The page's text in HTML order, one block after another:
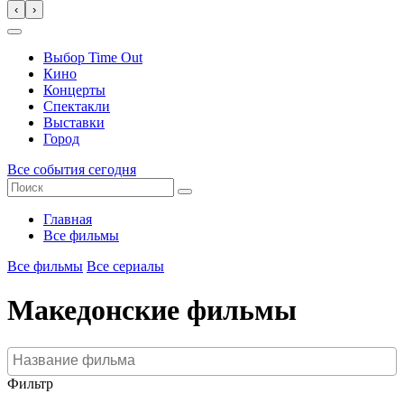
‹ ›
Выбор Time Out
Кино
Концерты
Спектакли
Выставки
Город
Все события сегодня
Главная
Все фильмы
Все фильмы Все сериалы
Македонские фильмы
Фильтр